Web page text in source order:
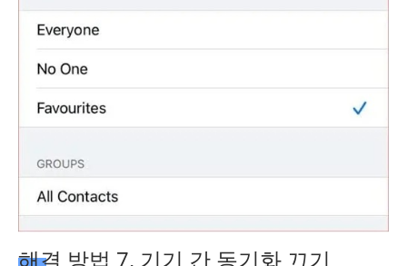
해결 방법 7. 기기 간 동기화 끄기